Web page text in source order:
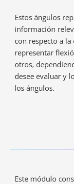
Estos ángulos
información
con respecto a
representar
otros,
desee evaluar y
los ángulos.
Este módulo